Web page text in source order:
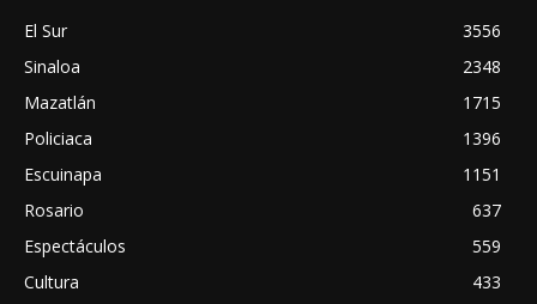
El Sur
3556
Sinaloa
2348
Mazatlán
1715
Policiaca
1396
Escuinapa
1151
Rosario
637
Espectáculos
559
Cultura
433